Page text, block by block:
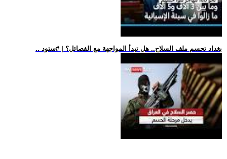
.. بغداد تحسم ملف السلاح.. هل تبدأ المواجهة مع الفصائل؟ | #ستود